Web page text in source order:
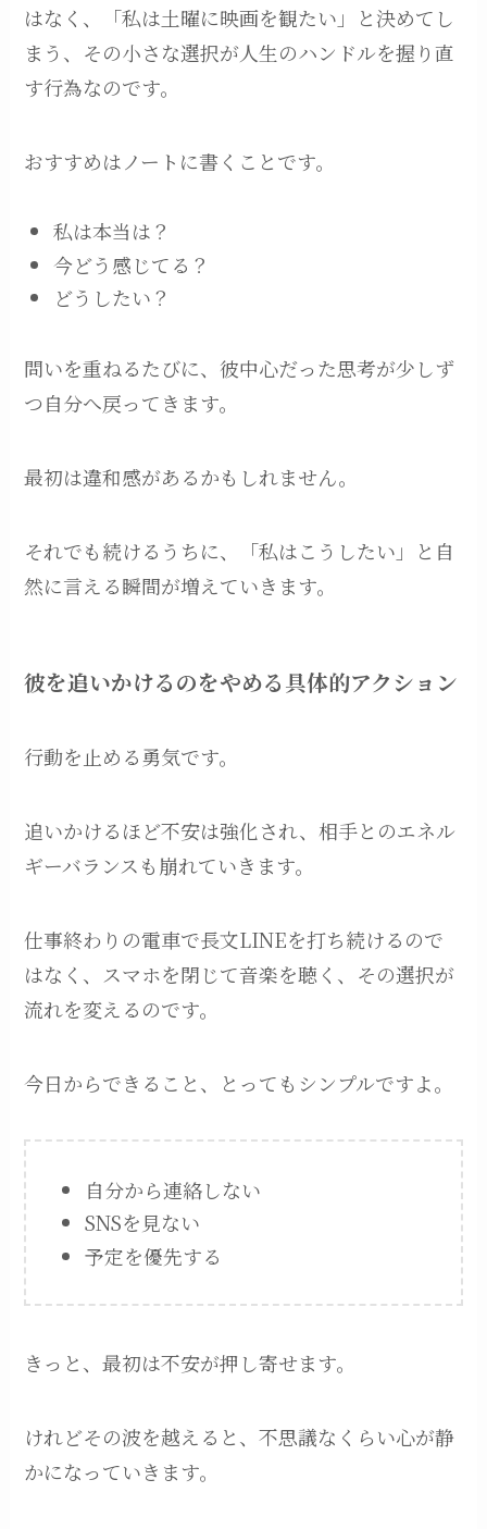
はなく、「私は土曜に映画を観たい」と決めてし
まう、その小さな選択が人生のハンドルを握り直
す行為なのです。
おすすめはノートに書くことです。
私は本当は？
今どう感じてる？
どうしたい？
問いを重ねるたびに、彼中心だった思考が少しず
つ自分へ戻ってきます。
最初は違和感があるかもしれません。
それでも続けるうちに、「私はこうしたい」と自
然に言える瞬間が増えていきます。
彼を追いかけるのをやめる具体的アクション
行動を止める勇気です。
追いかけるほど不安は強化され、相手とのエネル
ギーバランスも崩れていきます。
仕事終わりの電車で長文LINEを打ち続けるので
はなく、スマホを閉じて音楽を聴く、その選択が
流れを変えるのです。
今日からできること、とってもシンプルですよ。
自分から連絡しない
SNSを見ない
予定を優先する
きっと、最初は不安が押し寄せます。
けれどその波を越えると、不思議なくらい心が静
かになっていきます。